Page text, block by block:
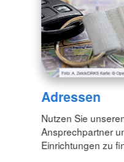
Adressen
Nutzen Sie
Ansprechpartner
Einrichtungen zu